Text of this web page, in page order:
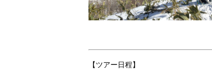
【ツアー日程】